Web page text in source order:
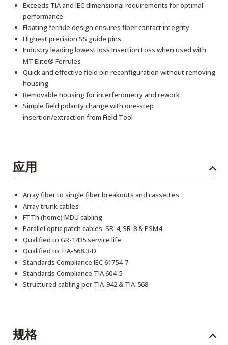
Exceeds TIA and IEC dimensional requirements for optimal
performance
Floating ferrule design ensures fiber contact integrity
Highest precision SS guide pins
Industry leading lowest loss Insertion Loss when used with
MT Elite® Ferrules
Quick and effective field pin reconfiguration without removing
housing
Removable housing for interferometry and rework
Simple field polarity change with one-step
insertion/extraction from Field Tool
应用
Array fiber to single fiber breakouts and cassettes
Array trunk cables
FTTh (home) MDU cabling
Parallel optic patch cables: SR-4, SR-8 & PSM4
Qualified to GR-1435 service life
Qualified to TIA-568.3-D
Standards Compliance IEC 61754-7
Standards Compliance TIA 604-5
Structured cabling per TIA-942 & TIA-568
规格